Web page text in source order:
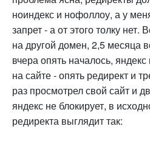
ноиндекс и нофоллоу, а у
запрет - а от этого толку
на другой домен, 2,5 месяца
вчера опять началось,
на сайте - опять редирект и
раз просмотрел свой сайт и
яндекс не блокирует, в
редиректа выглядит так: